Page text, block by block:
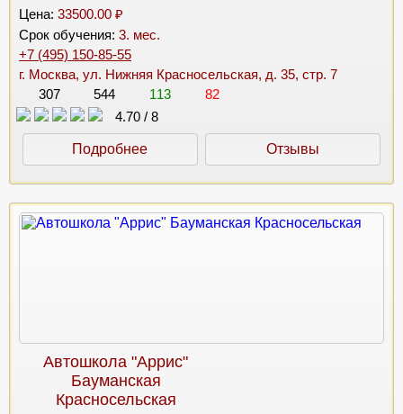
Цена: 33500.00 ₽
Срок обучения: 3. мес.
+7 (495) 150-85-55
г. Москва, ул. Нижняя Красносельская, д. 35, стр. 7
307
544 113
82
4.70 / 8
Подробнее Отзывы
Автошкола "Аррис"
Бауманская
Красносельская